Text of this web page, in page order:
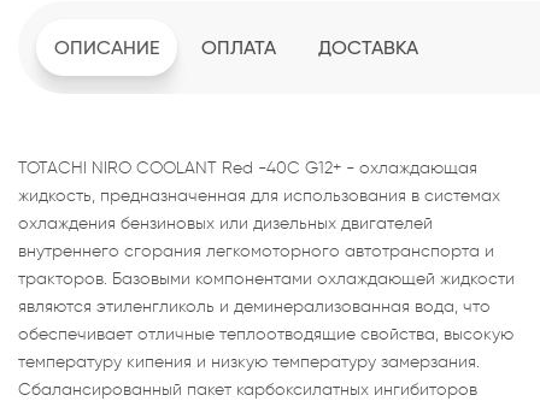
ОПИСАНИЕ ОПЛАТА ДОСТАВКА
TOTACHI NIRO COOLANT Red -40C G12+ - охлаждающая
жидкость, предназначенная для использования в системах
охлаждения бензиновых или дизельных двигателей
внутреннего сгорания легкомоторного автотранспорта и
тракторов. Базовыми компонентами охлаждающей жидкости
являются этиленгликоль и деминерализованная вода, что
обеспечивает отличные теплоотводящие свойства, высокую
температуру кипения и низкую температуру замерзания.
Сбалансированный пакет карбоксилатных ингибиторов